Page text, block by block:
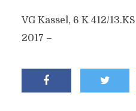
VG Kassel, 6 K 412/
2017 –